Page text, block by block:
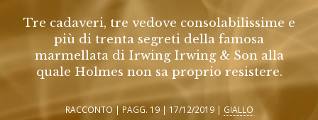
Tre cadaveri, tre vedove consolabilissime e
più di trenta segreti della famosa
marmellata di Irwing Irwing & Son alla
quale Holmes non sa proprio resistere.
RACCONTO | PAGG. 19 | 17/12/2019 | GIALLO